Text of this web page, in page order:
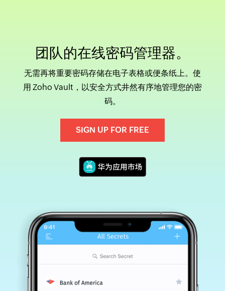
团队的在线密码管理器。
无需再将重要密码存储在电子表格或便条纸上。使
用 Zoho Vault，以安全方式井然有序地管理您的密
码。
SIGN UP FOR FREE